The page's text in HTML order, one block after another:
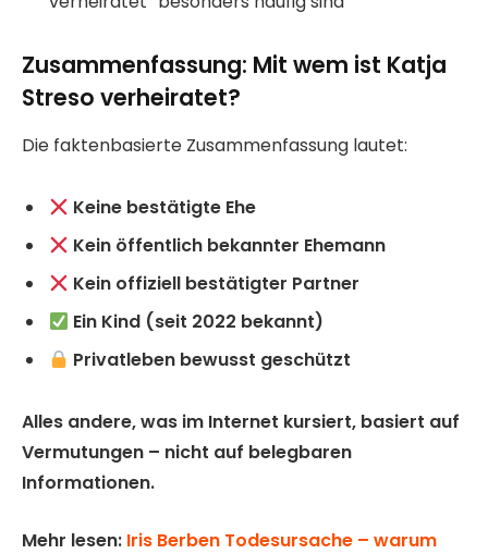
Zusammenfassung: Mit wem ist Katja
Streso verheiratet?
Die faktenbasierte Zusammenfassung lautet:
Keine bestätigte Ehe
Kein öffentlich bekannter Ehemann
Kein offiziell bestätigter Partner
Ein Kind (seit 2022 bekannt)
Privatleben bewusst geschützt
Alles andere, was im Internet kursiert, basiert auf
Vermutungen – nicht auf belegbaren
Informationen.
Mehr lesen: Iris Berben Todesursache – warum